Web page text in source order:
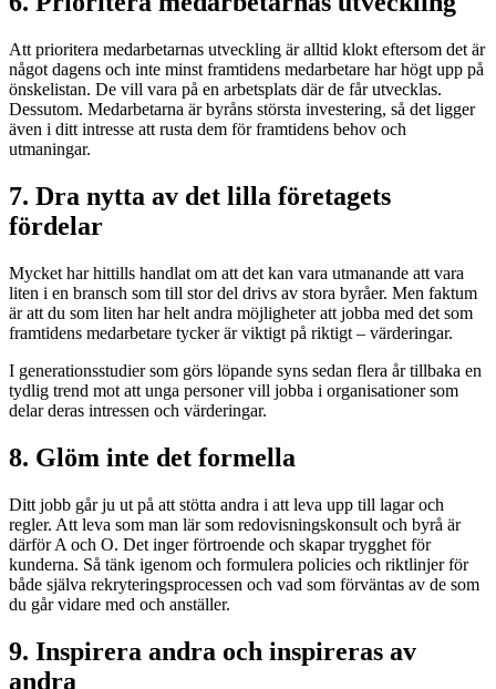
Att prioritera medarbetarnas utveckling är alltid klokt eftersom det är
något dagens och inte minst framtidens medarbetare har högt upp på
önskelistan. De vill vara på en arbetsplats där de får utvecklas.
Dessutom. Medarbetarna är byråns största investering, så det ligger
även i ditt intresse att rusta dem för framtidens behov och
utmaningar.
7. Dra nytta av det lilla företagets
fördelar
Mycket har hittills handlat om att det kan vara utmanande att vara
liten i en bransch som till stor del drivs av stora byråer. Men faktum
är att du som liten har helt andra möjligheter att jobba med det som
framtidens medarbetare tycker är viktigt på riktigt – värderingar.
I generationsstudier som görs löpande syns sedan flera år tillbaka en
tydlig trend mot att unga personer vill jobba i organisationer som
delar deras intressen och värderingar.
8. Glöm inte det formella
Ditt jobb går ju ut på att stötta andra i att leva upp till lagar och
regler. Att leva som man lär som redovisningskonsult och byrå är
därför A och O. Det inger förtroende och skapar trygghet för
kunderna. Så tänk igenom och formulera policies och riktlinjer för
både själva rekryteringsprocessen och vad som förväntas av de som
du går vidare med och anställer.
9. Inspirera andra och inspireras av
andra